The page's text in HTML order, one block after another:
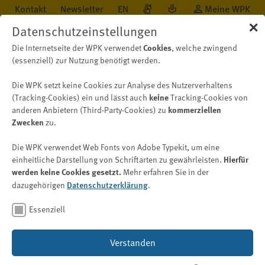
Kontakt Newsletter EN Meine WPK
Öffentlichkeit Neu auf WPK.de Nachricht
Geldwäschebekämpfung
Anwendungshinweise der FIU
zur GwG-Meldeverordnung
✕
Datenschutzeinstellungen
Die Internetseite der WPK verwendetCookies, welche zwingend
(essenziell) zur Nutzung benötigt werden.
Die WPK setzt keine Cookies zur Analyse des Nutzerverhaltens
(Tracking-Cookies) ein und lässt auch keineTracking-Cookies von
anderen Anbietern (Third-Party-Cookies) zu kommerziellen
Zwecken zu.
Die WPK verwendet Web Fonts von Adobe Typekit, um eine
einheitliche Darstellung von Schriftarten zu gewährleisten. Hierfür
werden keine Cookies gesetzt. Mehr erfahren Sie in der
dazugehörigen Datenschutzerklärung.
Essenziell
Verstanden